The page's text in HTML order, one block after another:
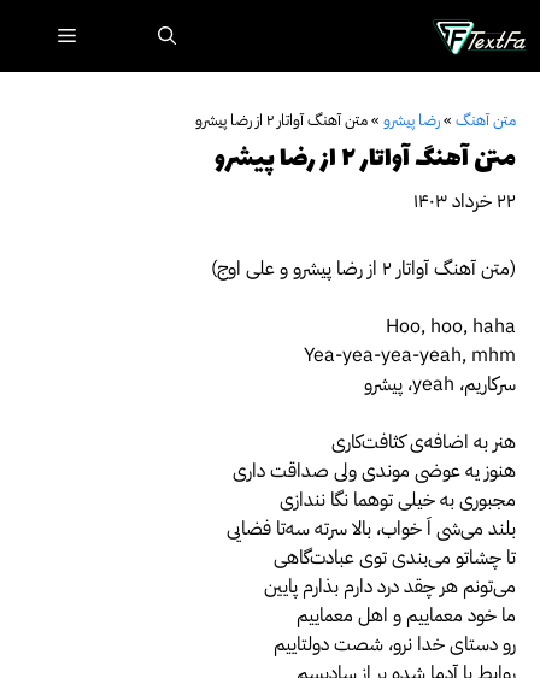
محتوا
فهرست
متن آهنگ »رضا پیشرو »متن آهنگ آواتار ۲ از رضا پیشرو
متن آهنگ آواتار ۲ از رضا پیشرو
۲۲ خرداد ۱۴۰۳
(متن آهنگ آواتار ۲ از رضا پیشرو و علی اوج)
Hoo, hoo, haha
Yea-yea-yea-yeah, mhm
‫سرکاریم، yeah، پیشرو
هنر به اضافه‌ی کثافت‌کاری
هنوز یه عوضی موندی ولی صداقت داری
مجبوری به خیلی توهما نگا نندازی
بلند می‌شی اَ خواب، بالا سرته سه‌تا فضایی
تا چشاتو می‌بندی توی عبادت‌گاهی
می‌تونم هر چقد درد دارم بذارم پایین
ما خود معماییم و اهل معماییم
رو دستای خدا نرو، شصت دولتاییم